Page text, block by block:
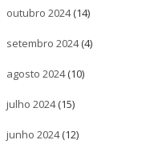
outubro 2024(14)
setembro 2024(4)
agosto 2024(10)
julho 2024(15)
junho 2024(12)